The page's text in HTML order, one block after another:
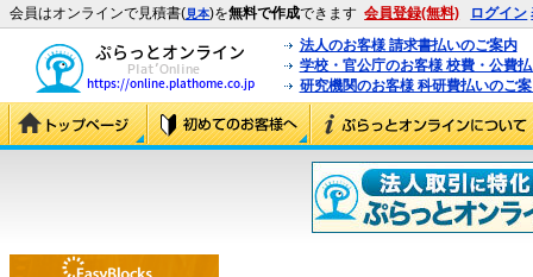
会員はオンラインで見積書(見本)を無料で作成できます 会員登録(無料) ログイン
法人のお客様 請求書払いのご案内
学校・官公庁のお客様 校費・公費
研究機関のお客様 科研費払いのご